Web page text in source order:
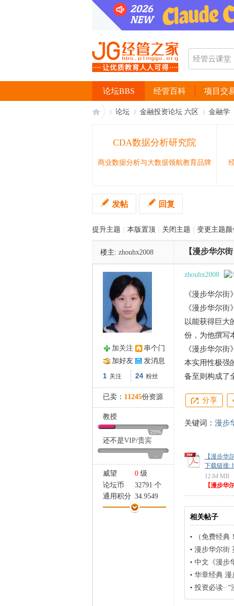
经管百科 项目交
论坛BBS
论坛 金融投资论坛 六区 金融学
CDA数据分析研究院
商业数据分析与大数据领航教育品牌
发帖 回复
提升主题 本版置顶 关闭主题 变更主题颜
楼主: zhouhx2008 【漫步华尔
加关注
串个门
加好友
发消息
1 关注 24 粉丝
已卖： 11245份资源
教授
25%
还不是VIP/贵宾
-
威望 0 级
论坛币
32791 个
通用积分 34.9549
学术水平
12 点
zhouhx2008
《漫步华尔
《漫步华尔
以能获得巨大
份，为他撰写
《漫步华尔
本实用性极强
备至则构成了
分享
关键词： 漫步
【漫步华
下载链接:
12.84 MB
【漫步华
相关帖子
• （免费经
• 漫步华尔街
• 中文《漫步
• 华章经典 漫
• 投资必读